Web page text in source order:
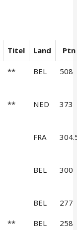
Titel Land Ptn
** BEL 508
** NED 373
FRA
BEL 300
BEL 277
** BEL 258